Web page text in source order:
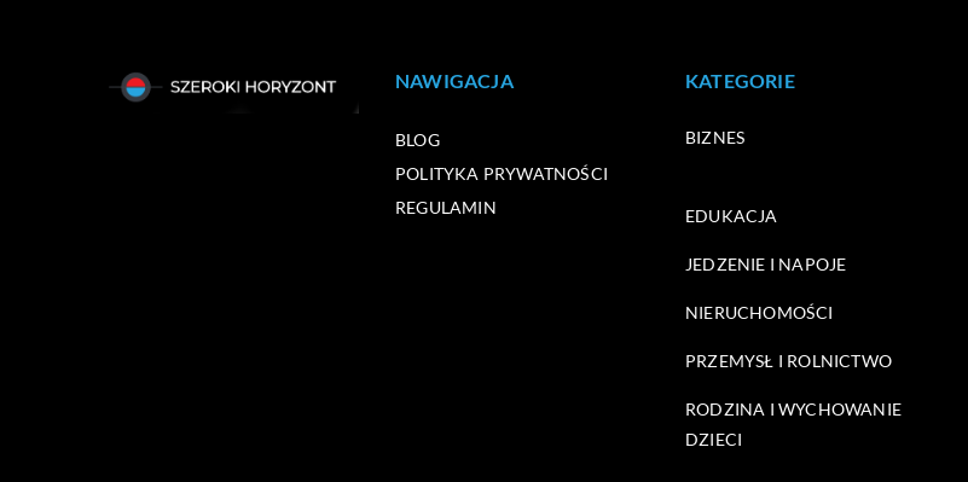
NAWIGACJA
BLOG
POLITYKA PRYWATNOŚCI
REGULAMIN
KATEGORIE
BIZNES
EDUKACJA
JEDZENIE I NAPOJE
NIERUCHOMOŚCI
PRZEMYSŁ I ROLNICTWO
RODZINA I WYCHOWANIE
DZIECI